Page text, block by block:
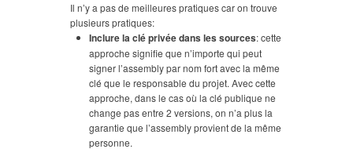
Il n’y a pas de meilleures pratiques car on trouve
plusieurs pratiques:
Inclure la clé privée dans les sources: cette
approche signifie que n’importe qui peut
signer l’assembly par nom fort avec la même
clé que le responsable du projet. Avec cette
approche, dans le cas où la clé publique ne
change pas entre 2 versions, on n’a plus la
garantie que l’assembly provient de la même
personne.